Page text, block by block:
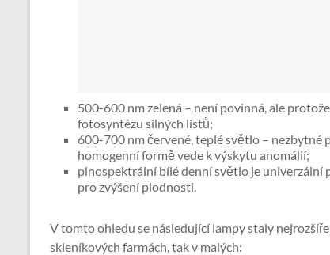
500-600 nm zelená – není povinná, ale
fotosyntézu silných listů;
600-700 nm červené, teplé světlo – nezbytné
homogenní formě vede k výskytu anomálií;
plnospektrální bílé denní světlo je univerzální
pro zvýšení plodnosti.
V tomto ohledu se následující lampy staly
skleníkových farmách, tak v malých: